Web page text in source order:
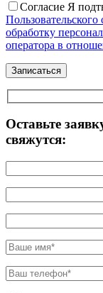
Согласие Я
Пользовательского
обработку
оператора в
Оставьте
свяжутся: